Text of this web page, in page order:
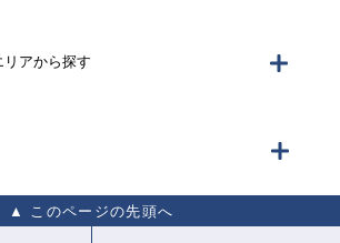
アから探す
このページの先頭へ